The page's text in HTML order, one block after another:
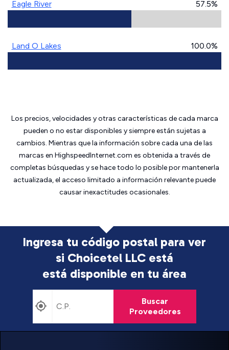
Eagle River
57.5%
Land O Lakes 100.0%
Los precios, velocidades y otras características de cada marca
pueden o no estar disponibles y siempre están sujetas a
cambios. Mientras que la información sobre cada una de las
marcas en HighspeedInternet.com es obtenida a través de
completas búsquedas y se hace todo lo posible por mantenerla
actualizada, el acceso limitado a información relevante puede
causar inexactitudes ocasionales.
Ingresa tu código postal para ver
si Choicetel LLC está
está disponible en tu área
Buscar
Proveedores